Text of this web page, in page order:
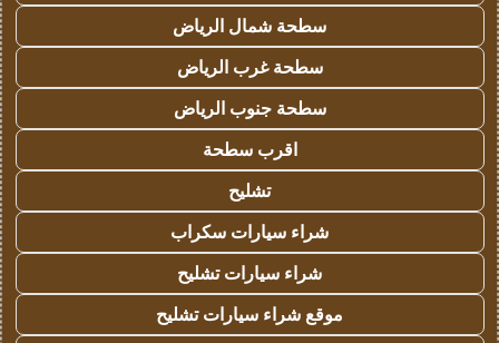
سطحة شمال الرياض
سطحة غرب الرياض
سطحة جنوب الرياض
اقرب سطحة
تشليح
شراء سيارات سكراب
شراء سيارات تشليح
موقع شراء سيارات تشليح